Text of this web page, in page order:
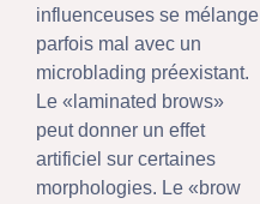
influenceuses se mélange
parfois mal avec un
microblading préexistant.
Le «laminated brows»
peut donner un effet
artificiel sur certaines
morphologies. Le «brow